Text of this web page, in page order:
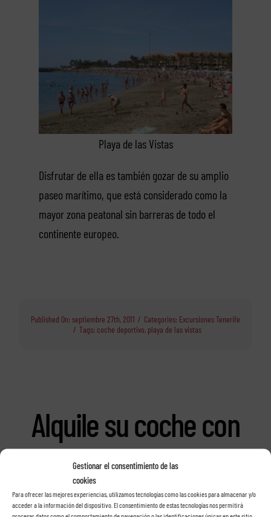
Gestionar el consentimiento de las
cookies
Para ofrecer las mejores experiencias, utilizamos tecnologías como las cookies para almacenar y/o
acceder a la información del dispositivo. El consentimiento de estas tecnologías nos permitirá
Playa de las Vistas
Disfrutar de ella es también gozar de su amplio
paseo marítimo, que está considerado como la
mayor zona peatonal sin barreras de todo el
continente europeo.
Published On: septiembre 27th, 2011 / Categories: Excursiones Tenerife
/ Tags: coche deportivo, playa de las vistas
Alquile su coche con
Rent a car Las Rosas
en Tenerife